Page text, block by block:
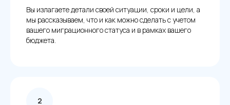
Вы излагаете детали своей ситуации, сроки и цели, а
мы рассказываем, что и как можно сделать с учетом
вашего миграционного статуса и в рамках вашего
бюджета.